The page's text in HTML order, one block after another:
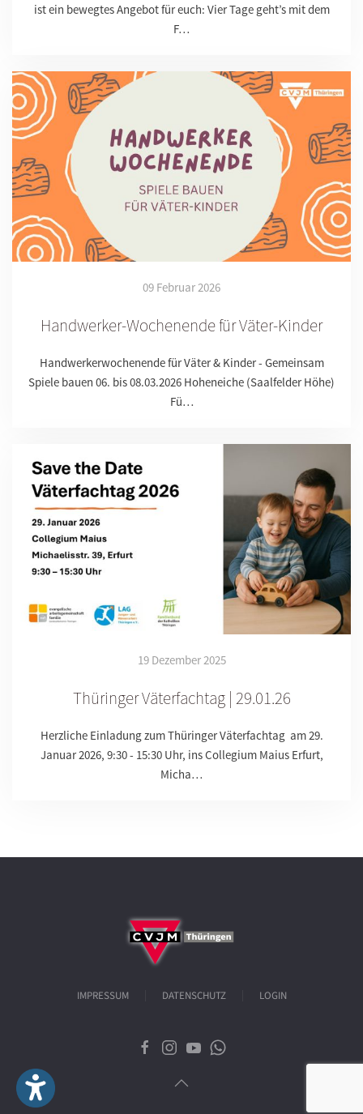
ist ein bewegtes Angebot für euch: Vier Tage geht’s mit dem
F…
09 Februar 2026
Handwerker-Wochenende für Väter-Kinder
Handwerkerwochenende für Väter & Kinder - Gemeinsam
Spiele bauen 06. bis 08.03.2026 Hoheneiche (Saalfelder Höhe)
Fü…
19 Dezember 2025
Thüringer Väterfachtag | 29.01.26
Herzliche Einladung zum Thüringer Väterfachtag am 29.
Januar 2026, 9:30 - 15:30 Uhr, ins Collegium Maius Erfurt,
Micha…
IMPRESSUM DATENSCHUTZ LOGIN